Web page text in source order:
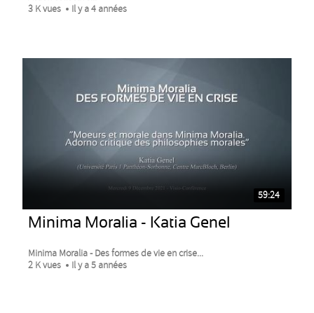
3 K vues
Il y a 4 années
59:24
Minima Moralia - Katia Genel
Minima Moralia - Des formes de vie en crise...
2 K vues
Il y a 5 années